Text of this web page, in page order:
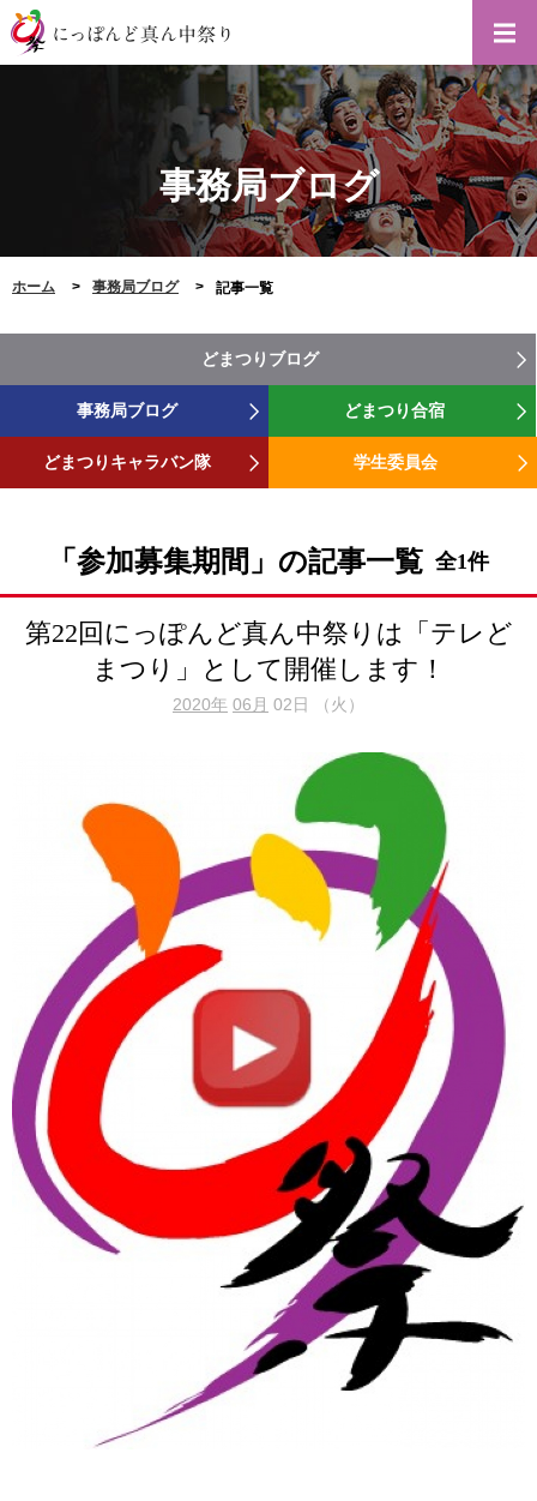
事務局ブログ
ホーム 事務局ブログ 記事一覧
どまつりブログ
事務局ブログ どまつり合宿
どまつりキャラバン隊 学生委員会
「参加募集期間」の記事一覧 全1件
第22回にっぽんど真ん中祭りは「テレど
まつり」として開催します！
2020年 06月 02日 （火）